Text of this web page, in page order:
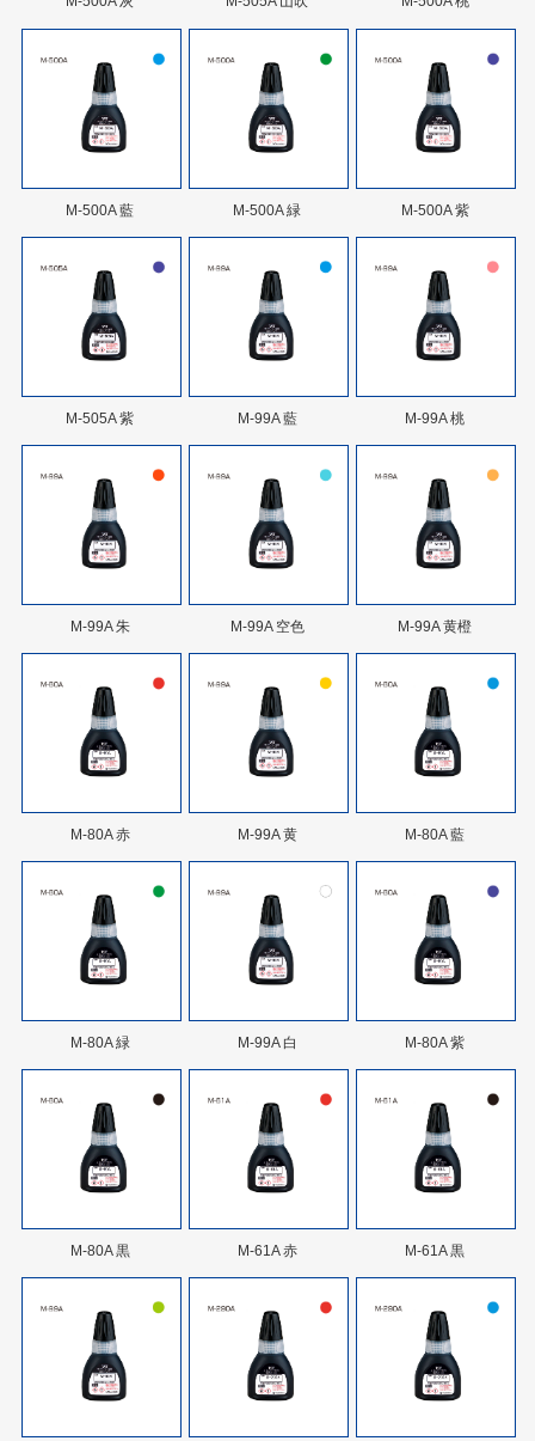
M-500A 藍 M-500A 緑 M-500A 紫
M-505A 紫 M-99A 藍 M-99A 桃
M-99A 朱 M-99A 空色 M-99A 黄橙
M-80A 赤 M-99A 黄 M-80A 藍
M-80A 緑 M-99A 白 M-80A 紫
M-80A 黒 M-61A 赤 M-61A 黒